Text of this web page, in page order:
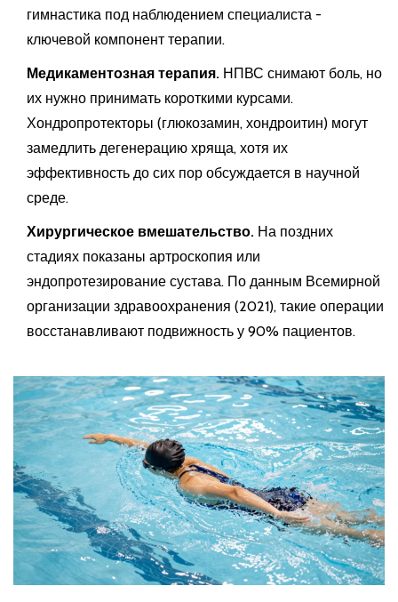
гимнастика под наблюдением специалиста -
ключевой компонент терапии.
Медикаментозная терапия. НПВС снимают боль, но
их нужно принимать короткими курсами.
Хондропротекторы (глюкозамин, хондроитин) могут
замедлить дегенерацию хряща, хотя их
эффективность до сих пор обсуждается в научной
среде.
Хирургическое вмешательство. На поздних
стадиях показаны артроскопия или
эндопротезирование сустава. По данным Всемирной
организации здравоохранения (2021), такие операции
восстанавливают подвижность у 90% пациентов.